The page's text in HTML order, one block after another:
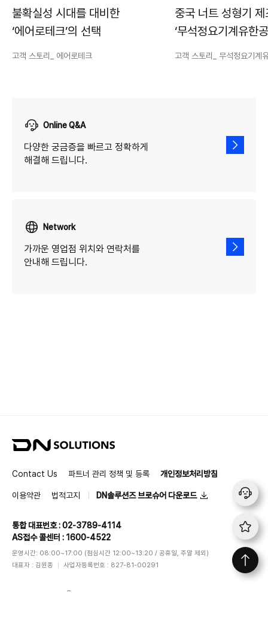
불확실성 시대를 대비한
‘에어로테크’의 선택
고객 스토리_ 에어로테크
중국 너트 성형기 제
‘무석정요기계유한
‘DN솔루션즈’에서
고객 스토리_ 무석정요기계
Online Q&A
다양한 궁금증을 빠르고 정확하게
해결해 드립니다.
Network
가까운 영업점 위치와 연락처를
안내해 드립니다.
D
S
l
i
o
n
s
Contact Us 파트너 관리 정책 및 등록 개인정보처리방침
이용약관 법적고지 DN솔루션즈 브로슈어 다운로드
통합 대표번호 : 02-3789-4114
AS접수 콜센터 : 1600-4522
운영시간: 08:00~17:00 (점심시간 12:00~13:20 / 공휴일, 주말 제외)
대표자 : 김원종
사업자등록번호 : 827-81-00291
ⓒ